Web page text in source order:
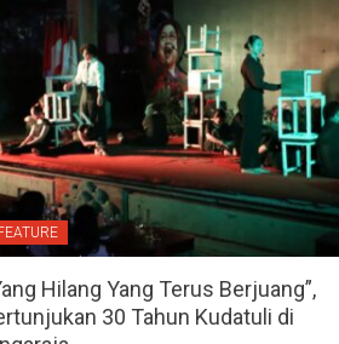
Hilang Yang Terus Berjuang”,
30 Tahun Kudatuli di